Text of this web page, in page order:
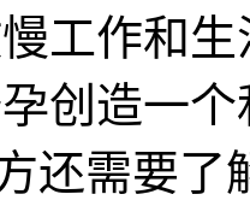
工作和
创造一
需要了